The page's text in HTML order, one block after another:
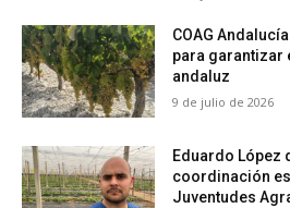
COAG
para garantizar
andaluz
9 de julio de 2026
Eduardo López
coordinación
Juventudes